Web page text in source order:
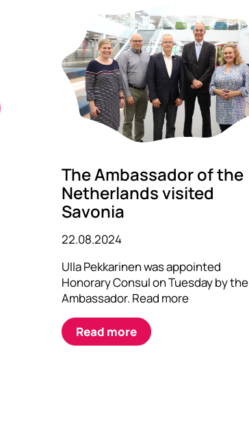
The Ambassador of the
Netherlands visited
Savonia
22.08.2024
Ulla Pekkarinen was appointed
Honorary Consul on Tuesday by the
Ambassador. Read more
Read more